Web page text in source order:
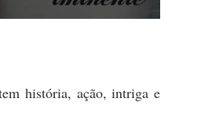
história, ação, intriga e